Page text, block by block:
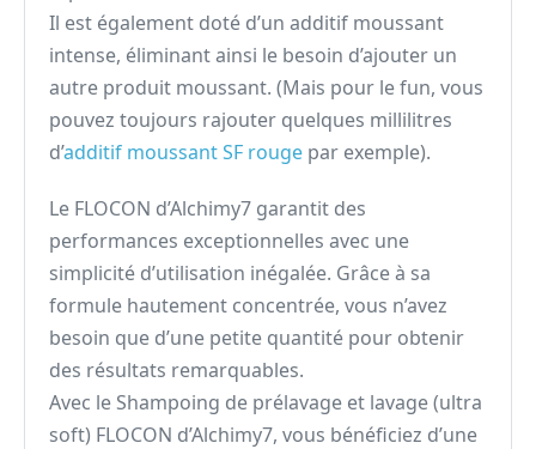
Il est également doté d’un additif moussant
intense, éliminant ainsi le besoin d’ajouter un
autre produit moussant. (Mais pour le fun, vous
pouvez toujours rajouter quelques millilitres
d’additif moussant SF rouge par exemple).
Le FLOCON d’Alchimy7 garantit des
performances exceptionnelles avec une
simplicité d’utilisation inégalée. Grâce à sa
formule hautement concentrée, vous n’avez
besoin que d’une petite quantité pour obtenir
des résultats remarquables.
Avec le Shampoing de prélavage et lavage (ultra
soft) FLOCON d’Alchimy7, vous bénéficiez d’une